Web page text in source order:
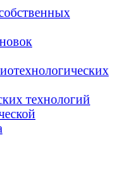
технологий